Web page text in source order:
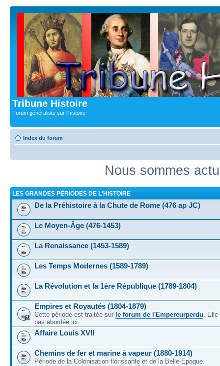
Tribune Histoire
Forum généraliste sur l'histoire
Index du forum
Nous sommes
LES GRANDES PÉRIODES DE L'HISTOIRE
De la Préhistoire à la Chute de Rome (476 ap JC)
Le Moyen-Âge (476-1453)
La Renaissance (1453-1589)
Les Temps Modernes (1589-1789)
La Révolution et la 1ère République (1789-1804)
Empires et Royautés (1804-1879)
Cette période est traitée sur le forum de l'Empereurperdu. Elle
pas abordée ici.
Affaire Louis XVII
Chemins de fer et marine à vapeur (1880-1914)
Période de la Colonisation florissante et de la Belle-Epoque.